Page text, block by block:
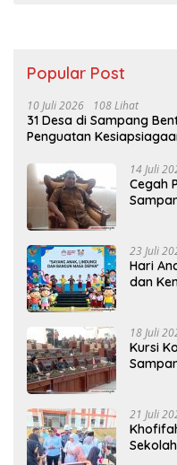
Popular Post
10 Juli 2026 108 Lihat
31 Desa di Sampang
Penguatan
14 Juli
Cegah
23 Juli
Hari
dan
18 Juli
Kursi
21 Juli